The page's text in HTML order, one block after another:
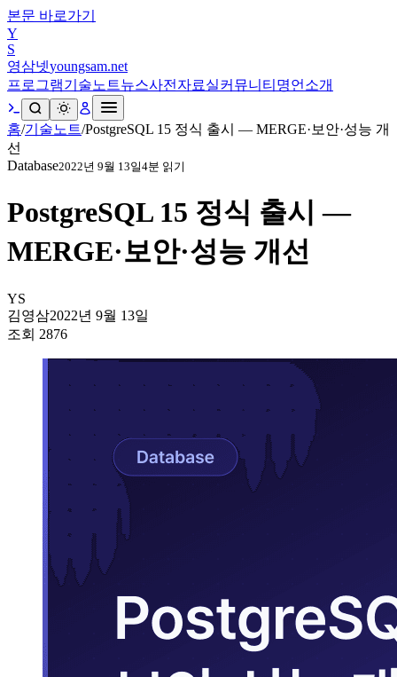
본문 바로가기
Y
S
영삼넷youngsam.net
프로그램기술노트뉴스사전 자료실커뮤니티 명언 소개
홈/기술노트/PostgreSQL 15 정식 출시 — MERGE·보안·성능 개
선
Database2022년 9월 13일4분 읽기
PostgreSQL 15 정식 출시 —
MERGE·보안·성능 개선
YS
김영삼2022년 9월 13일
조회 2876